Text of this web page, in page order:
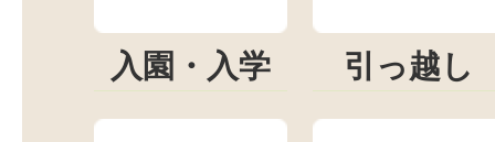
入園・入学 引っ越し